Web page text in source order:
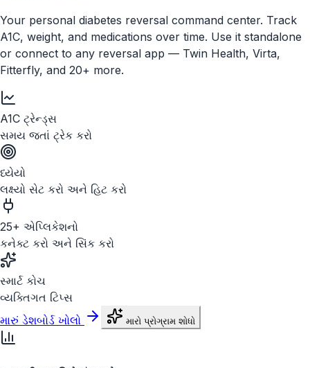
Your personal diabetes reversal command center. Track
A1C, weight, and medications over time. Use it standalone
or connect to any reversal app — Twin Health, Virta,
Fitterfly, and 20+ more.
A1C ટ્રેન્ડ્સ
સમય જતાં ટ્રેક કરો
ધ્યેયો
લક્ષ્યો સેટ કરો અને હિટ કરો
25+ એપ્લિકેશનો
કનેક્ટ કરો અને સિંક કરો
સ્માર્ટ કોચ
વ્યક્તિગત ટિપ્સ
મારું ડેશબોર્ડ ખોલો
મારો પ્રોગ્રામ શોધો